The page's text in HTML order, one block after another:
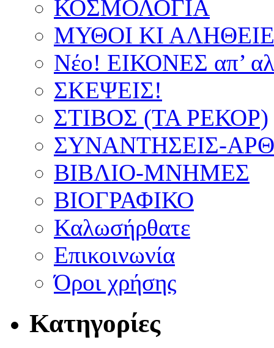
ΚΟΣΜΟΛΟΓΙΑ
ΜΥΘΟΙ ΚΙ
Νέο! ΕΙΚΟΝΕΣ απ’
ΣΚΕΨΕΙΣ!
ΣΤΙΒΟΣ (ΤΑ ΡΕΚΟΡ)
ΣΥΝΑΝΤΗΣΕΙΣ-
ΒΙΒΛΙΟ-ΜΝΗΜΕΣ
ΒΙΟΓΡΑΦΙΚΟ
Καλωσήρθατε
Επικοινωνία
Όροι χρήσης
Κατηγορίες